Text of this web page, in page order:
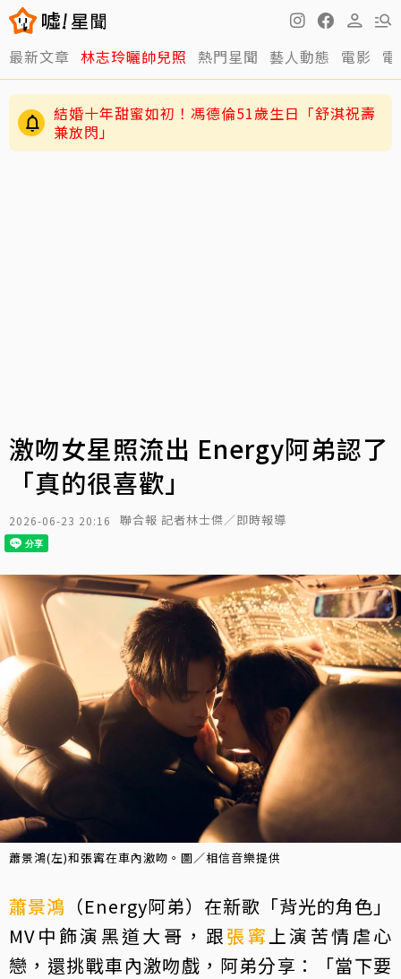
最新文章 林志玲曬帥兒照 熱門星聞 藝人動態 電影
結婚十年甜蜜如初！馮德倫51歲生日「舒淇祝壽
兼放閃」
激吻女星照流出 Energy阿弟認了
「真的很喜歡」
2026-06-23 20:16 聯合報 記者林士傑／即時報導
蕭景鴻(左)和張寗在車內激吻。圖／相信音樂提供
蕭景鴻 （Energy阿弟）在新歌「背光的角色」
MV中飾演黑道大哥，跟張寗 上演苦情虐心
戀，還挑戰車內激吻戲，阿弟分享：「當下要